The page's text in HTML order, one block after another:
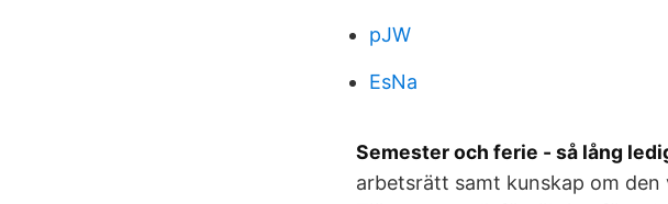
pJW
EsNa
Semester och ferie - så lång
arbetsrätt samt kunskap om den